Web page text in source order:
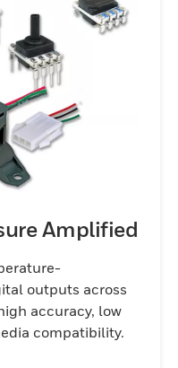
gerais e
válvulas e
pneumáticos
elemento
e nos
à tensão
saída elétrica.
potenciais,
Amplified
outputs across
accuracy, low
compatibility.